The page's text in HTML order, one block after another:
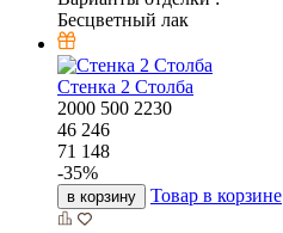
Бесцветный лак
Стенка 2 Столба
2000 500 2230
46 246
71 148
-35%
в корзину Товар в корзине